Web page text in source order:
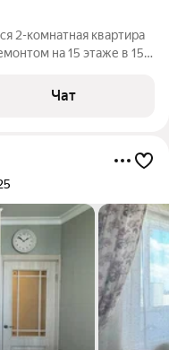
2-комнатная квартира
на 15 этаже в 15-
Чат